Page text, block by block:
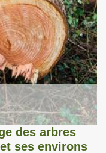
des arbres
ses environs